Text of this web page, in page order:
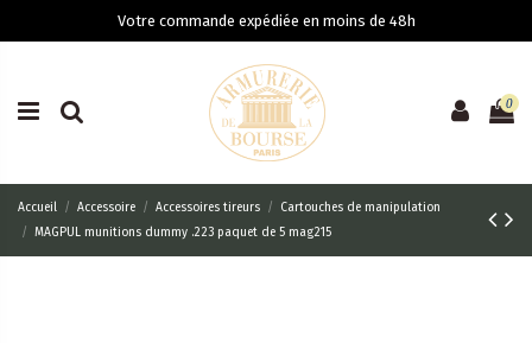
Votre commande expédiée en moins de 48h
0
Accueil Accessoire Accessoires tireurs
Cartouches de manipulation
MAGPUL munitions dummy .223 paquet de 5 mag215